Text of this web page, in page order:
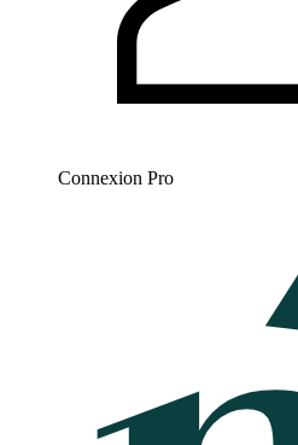
Connexion Pro